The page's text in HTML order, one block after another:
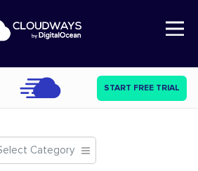
Open Nav
START FREE TRIAL
Category